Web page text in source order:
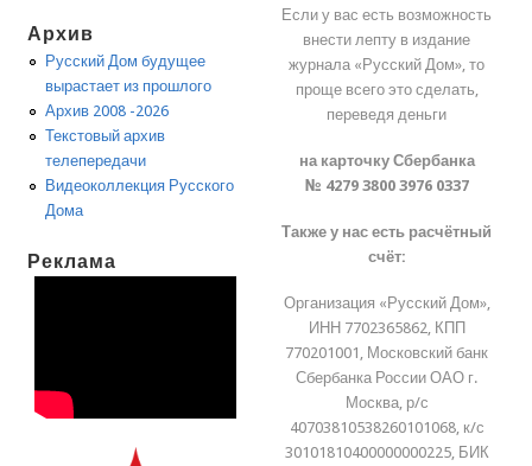
Архив
Русский Дом будущее
вырастает из прошлого
Архив 2008 -2026
Текстовый архив
телепередачи
Видеоколлекция Русского
Дома
Реклама
Если у вас есть возможность
внести лепту в издание
журнала «Русский Дом», то
проще всего это сделать,
переведя деньги
на карточку Сбербанка
№ 4279 3800 3976 0337
Также у нас есть расчётный
счёт:
Организация «Русский Дом»,
ИНН 7702365862, КПП
770201001, Московский банк
Сбербанка России ОАО г.
Москва, р/с
40703810538260101068, к/с
30101810400000000225, БИК